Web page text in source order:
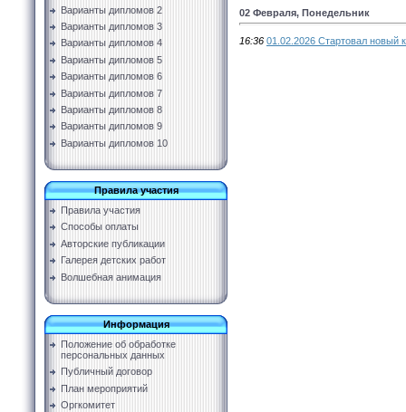
Варианты дипломов 2
Варианты дипломов 3
Варианты дипломов 4
Варианты дипломов 5
Варианты дипломов 6
Варианты дипломов 7
Варианты дипломов 8
Варианты дипломов 9
Варианты дипломов 10
Правила участия
Правила участия
Способы оплаты
Авторские публикации
Галерея детских работ
Волшебная анимация
Информация
Положение об обработке
персональных данных
Публичный договор
План мероприятий
Оргкомитет
02 Февраля, Понедельник
16:36 01.02.2026 Стартовал новый